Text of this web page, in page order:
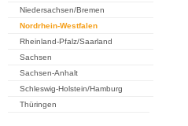
Niedersachsen/Bremen
Nordrhein-Westfalen
Rheinland-Pfalz/Saarland
Sachsen
Sachsen-Anhalt
Schleswig-Holstein/Hamburg
Thüringen